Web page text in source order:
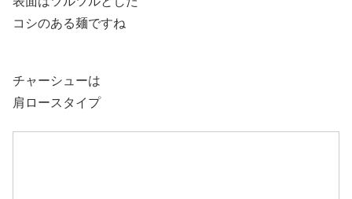
コシのある麺ですね
チャーシューは
肩ロースタイプ